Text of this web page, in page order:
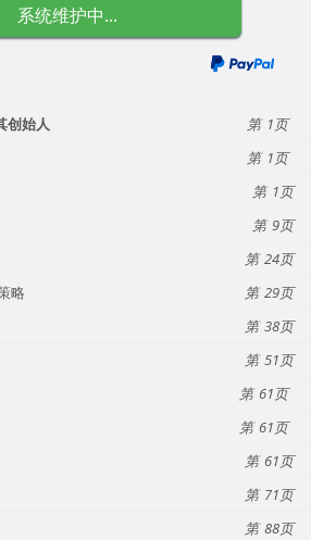
系统维护中...
创始人
1
1
1
9
24
略
29
38
51
61
61
61
71
88